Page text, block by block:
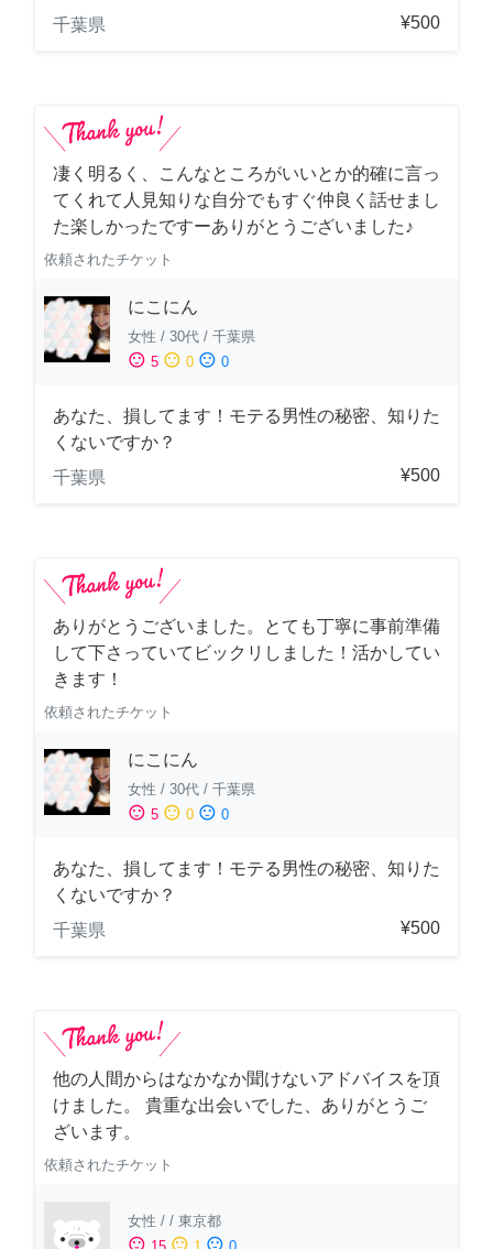
千葉県
¥500
凄く明るく、こんなところがいいとか的確に言っ
てくれて人見知りな自分でもすぐ仲良く話せまし
た楽しかったですーありがとうございました♪
依頼されたチケット
にこにん
女性 / 30代 / 千葉県
sentiment_satisfied 5 sentiment_neutral 0 sentiment_dissatisfied 0
あなた、損してます！モテる男性の秘密、知りた
くないですか？
千葉県
¥500
ありがとうございました。とても丁寧に事前準備
して下さっていてビックリしました！活かしてい
きます！
依頼されたチケット
にこにん
女性 / 30代 / 千葉県
sentiment_satisfied 5 sentiment_neutral 0 sentiment_dissatisfied 0
あなた、損してます！モテる男性の秘密、知りた
くないですか？
千葉県
¥500
他の人間からはなかなか聞けないアドバイスを頂
けました。 貴重な出会いでした、ありがとうご
ざいます。
依頼されたチケット
女性 / / 東京都
sentiment_satisfied sentiment_neutral sentiment_dissatisfied